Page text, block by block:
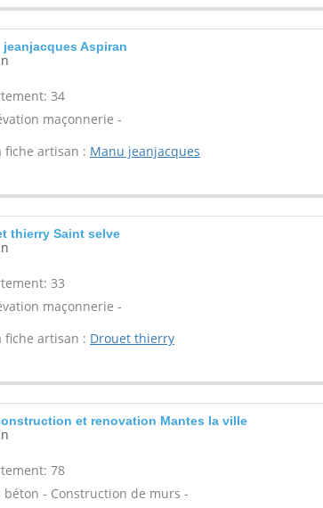
jeanjacques Aspiran
34
maçonnerie -
fiche artisan : Manu jeanjacques
thierry Saint selve
33
maçonnerie -
fiche artisan : Drouet thierry
et renovation Mantes la ville
78
béton - Construction de murs -